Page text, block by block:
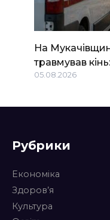
На
травмував
05.08.2026
Рубрики
Економіка
Здоров’я
Культура